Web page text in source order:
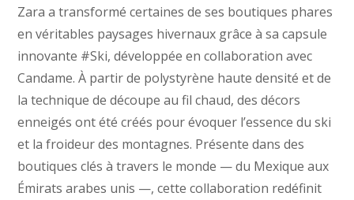
Zara a transformé certaines de ses boutiques phares
en véritables paysages hivernaux grâce à sa capsule
innovante #Ski, développée en collaboration avec
Candame. À partir de polystyrène haute densité et de
la technique de découpe au fil chaud, des décors
enneigés ont été créés pour évoquer l’essence du ski
et la froideur des montagnes. Présente dans des
boutiques clés à travers le monde — du Mexique aux
Émirats arabes unis —, cette collaboration redéfinit